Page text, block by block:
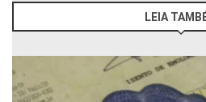
LEIA